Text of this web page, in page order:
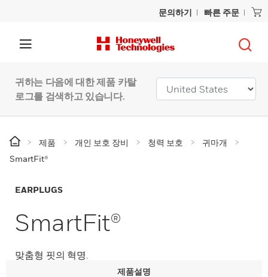
문의하기 빠른 주문
귀하는 다음에 대한 제품 카탈
로그를 검색하고 있습니다.
제품 개인 보호 장비 청력 보호
귀마개
SmartFit®
EARPLUGS
SmartFit®
맞춤형 핏의 혁명.
제품설명